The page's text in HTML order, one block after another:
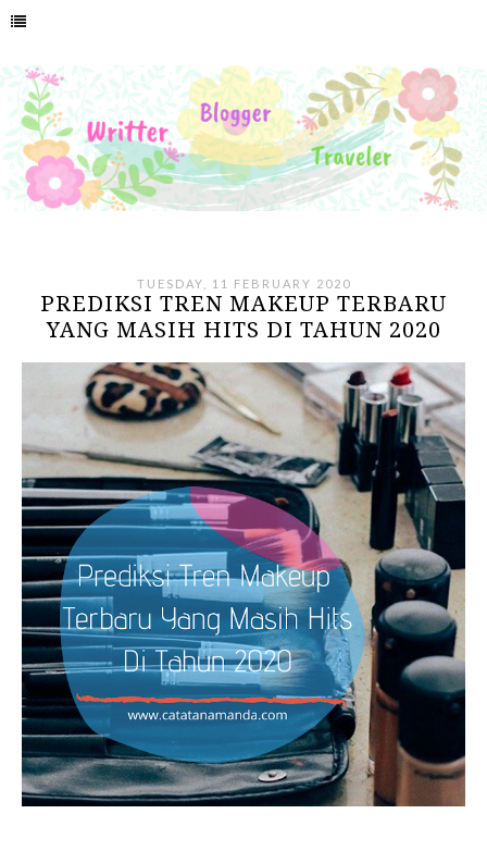
TUESDAY, 11 FEBRUARY 2020
PREDIKSI TREN MAKEUP TERBARU
YANG MASIH HITS DI TAHUN 2020